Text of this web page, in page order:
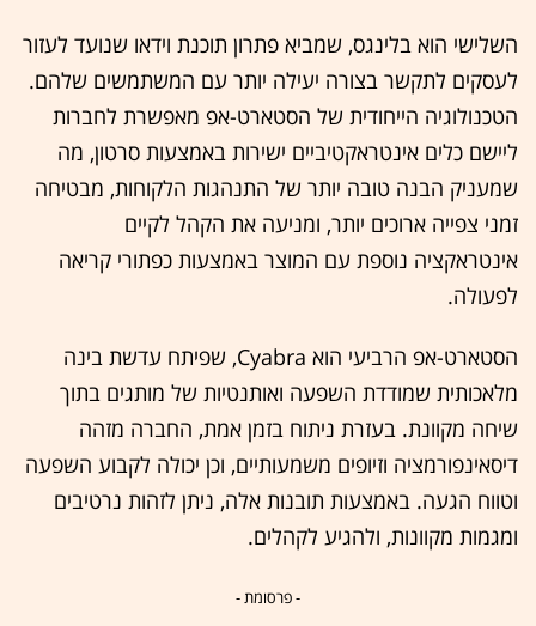
השלישי הוא בלינגס, שמביא פתרון תוכנת וידאו שנועד לעזור
לעסקים לתקשר בצורה יעילה יותר עם המשתמשים שלהם.
הטכנולוגיה הייחודית של הסטארט-אפ מאפשרת לחברות
ליישם כלים אינטראקטיביים ישירות באמצעות סרטון, מה
שמעניק הבנה טובה יותר של התנהגות הלקוחות, מבטיחה
זמני צפייה ארוכים יותר, ומניעה את הקהל לקיים
אינטראקציה נוספת עם המוצר באמצעות כפתורי קריאה
לפעולה.
הסטארט-אפ הרביעי הוא Cyabra, שפיתח עדשת בינה
מלאכותית שמודדת השפעה ואותנטיות של מותגים בתוך
שיחה מקוונת. בעזרת ניתוח בזמן אמת, החברה מזהה
דיסאינפורמציה וזיופים משמעותיים, וכן יכולה לקבוע השפעה
וטווח הגעה. באמצעות תובנות אלה, ניתן לזהות נרטיבים
ומגמות מקוונות, ולהגיע לקהלים.
- פרסומת -